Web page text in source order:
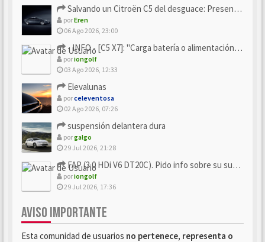
Salvando un Citroën C5 del desguace: Presentación y seguimiento
porEren
06 Ago 2026, 23:00
- INFO - [C5 X7]: "Carga batería o alimentación eléctri...
poriongolf
03 Ago 2026, 12:33
Elevalunas
porceleventosa
02 Ago 2026, 07:26
suspensión delantera dura
porgalgo
29 Jul 2026, 21:28
FAP (3.0 HDi V6 DT20C). Pido info sobre su sustitución
poriongolf
29 Jul 2026, 17:36
AVISO IMPORTANTE
Esta comunidad de usuarios no pertenece, representa o